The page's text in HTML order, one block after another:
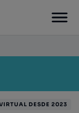
DESDE 2023